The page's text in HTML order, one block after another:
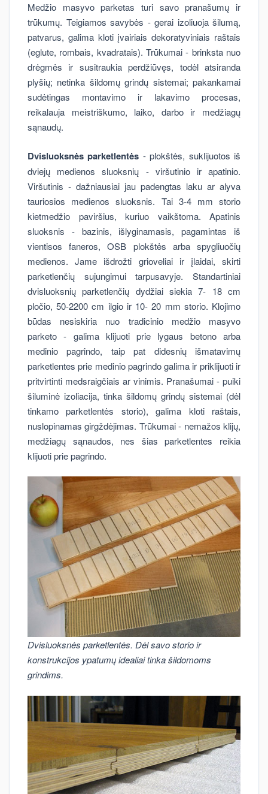
Medžio masyvo parketas turi savo pranašumų ir
trūkumų. Teigiamos savybės - gerai izoliuoja šilumą,
patvarus, galima kloti įvairiais dekoratyviniais raštais
(eglute, rombais, kvadratais). Trūkumai - brinksta nuo
drėgmės ir susitraukia perdžiūvęs, todėl atsiranda
plyšių; netinka šildomų grindų sistemai; pakankamai
sudėtingas montavimo ir lakavimo procesas,
reikalauja meistriškumo, laiko, darbo ir medžiagų
sąnaudų.
Dvisluoksnės parketlentės - plokštės, suklijuotos iš
dviejų medienos sluoksnių - viršutinio ir apatinio.
Viršutinis - dažniausiai jau padengtas laku ar alyva
tauriosios medienos sluoksnis. Tai 3-4 mm storio
kietmedžio paviršius, kuriuo vaikštoma. Apatinis
sluoksnis - bazinis, išlyginamasis, pagamintas iš
vientisos faneros, OSB plokštės arba spygliuočių
medienos. Jame išdrožti grioveliai ir įlaidai, skirti
parketlenčių sujungimui tarpusavyje. Standartiniai
dvisluoksnių parketlenčių dydžiai siekia 7- 18 cm
pločio, 50-2200 cm ilgio ir 10- 20 mm storio. Klojimo
būdas nesiskiria nuo tradicinio medžio masyvo
parketo - galima klijuoti prie lygaus betono arba
medinio pagrindo, taip pat didesnių išmatavimų
parketlentes prie medinio pagrindo galima ir priklijuoti ir
pritvirtinti medsraigčiais ar vinimis. Pranašumai - puiki
šiluminė izoliacija, tinka šildomų grindų sistemai (dėl
tinkamo parketlentės storio), galima kloti raštais,
nuslopinamas girgždėjimas. Trūkumai - nemažos klijų,
medžiagų sąnaudos, nes šias parketlentes reikia
klijuoti prie pagrindo.
Dvisluoksnės parketlentės. Dėl savo storio ir
konstrukcijos ypatumų idealiai tinka šildomoms
grindims.